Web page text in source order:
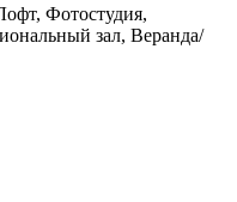
Фотостудия,
зал, Веранда/